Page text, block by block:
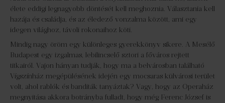
élete eddigi legnagyobb döntését kell meghoznia. Választania kell
hazája és családja, és az éledező vonzalma között, ami egy
idegen világhoz, távoli rokonaihoz köti.
Mindig nagy öröm egy különleges gyerekkönyv sikere. A Mesélő
Budapest egy izgalmas, lebilincselő sztori a főváros rejtett
titkairól. Vajon hányan tudják, hogy ma a belvárosban található
Vígszínház megépülésének idején egy mocsaras külvárosi terület
volt, ahol rablók és banditák tanyáztak? Vagy, hogy az Operaház
megnyitása akkora botrányba fulladt, hogy még Ferenc József is